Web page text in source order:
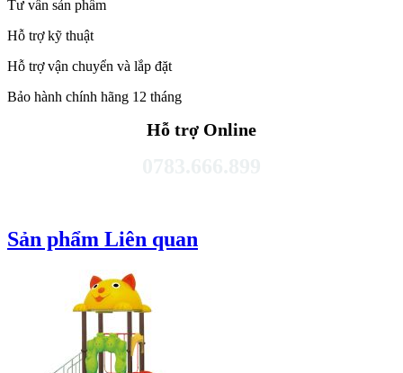
Tư vấn sản phẩm
Hỗ trợ kỹ thuật
Hỗ trợ vận chuyển và lắp đặt
Bảo hành chính hãng 12 tháng
Hỗ trợ Online
Sản phẩm Liên quan